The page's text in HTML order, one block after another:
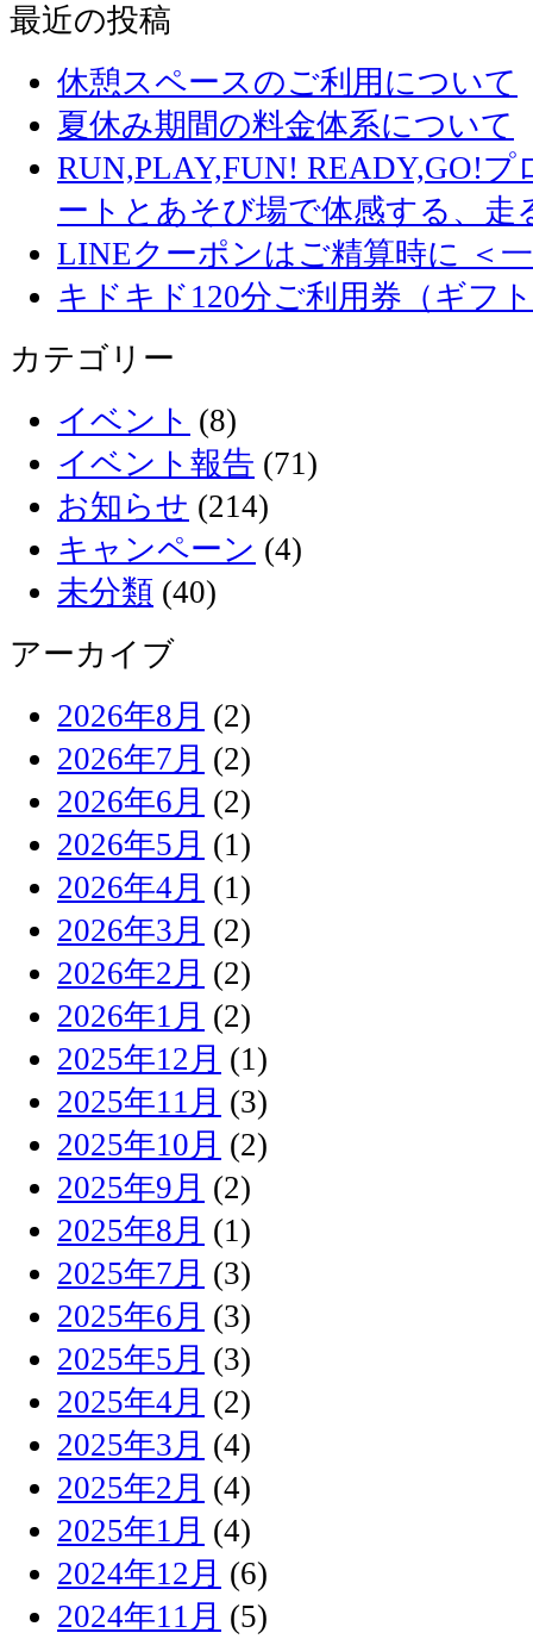
最近の投稿
休憩スペースのご利用について
夏休み期間の料金体系について
RUN,PLAY,FUN! READY,GO!
ートとあそび場で体感する、走
LINEクーポンはご精算時に ＜
キドキド120分ご利用券（ギフ
カテゴリー
イベント (8)
イベント報告 (71)
お知らせ (214)
キャンペーン (4)
未分類 (40)
アーカイブ
2026年8月 (2)
2026年7月 (2)
2026年6月 (2)
2026年5月 (1)
2026年4月 (1)
2026年3月 (2)
2026年2月 (2)
2026年1月 (2)
2025年12月 (1)
2025年11月 (3)
2025年10月 (2)
2025年9月 (2)
2025年8月 (1)
2025年7月 (3)
2025年6月 (3)
2025年5月 (3)
2025年4月 (2)
2025年3月 (4)
2025年2月 (4)
2025年1月 (4)
2024年12月 (6)
2024年11月 (5)